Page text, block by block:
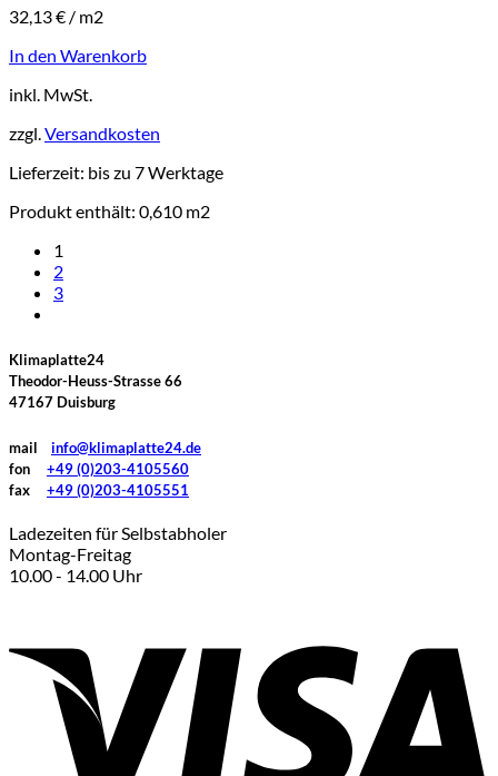
32,13€ / m2
In den Warenkorb
inkl. MwSt.
zzgl.Versandkosten
Lieferzeit: bis zu 7 Werktage
Produkt enthält: 0,610 m2
1
2
3
Klimaplatte24
Theodor-Heuss-Strasse 66
47167 Duisburg
mail info@klimaplatte24.de
fon +49 (0)203-4105560
fax +49 (0)203-4105551
Ladezeiten für Selbstabholer
Montag-Freitag
10.00 - 14.00 Uhr